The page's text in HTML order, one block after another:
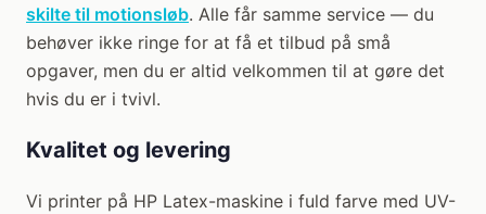
skilte til motionsløb. Alle får samme service — du
behøver ikke ringe for at få et tilbud på små
opgaver, men du er altid velkommen til at gøre det
hvis du er i tvivl.
Kvalitet og levering
Vi printer på HP Latex-maskine i fuld farve med UV-